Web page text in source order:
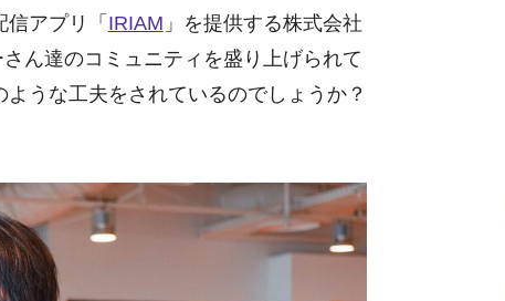
アプリ「 IRIAM 」を提供する株式会社
ん達のコミュニティを盛り上げられて
うな工夫をされているのでしょうか？